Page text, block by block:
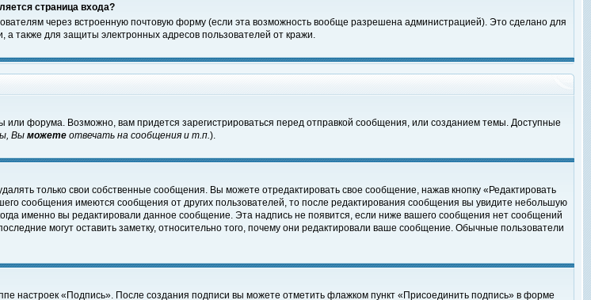
страница входа?
через встроенную почтовую форму (если эта возможность вообще разрешена администрацией). Это сделано для
также для защиты электронных адресов пользователей от кражи.
форума. Возможно, вам придется зарегистрироваться перед отправкой сообщения, или созданием темы. Доступные
Вы можете отвечать на сообщения и т.п.).
только свои собственные сообщения. Вы можете отредактировать свое сообщение, нажав кнопку «Редактировать
сообщения имеются сообщения от других пользователей, то после редактирования сообщения вы увидите небольшую
именно вы редактировали данное сообщение. Эта надпись не появится, если ниже вашего сообщения нет сообщений
могут оставить заметку, относительно того, почему они редактировали ваше сообщение. Обычные пользователи
настроек «Подпись». После создания подписи вы можете отметить флажком пункт «Присоединить подпись» в форме